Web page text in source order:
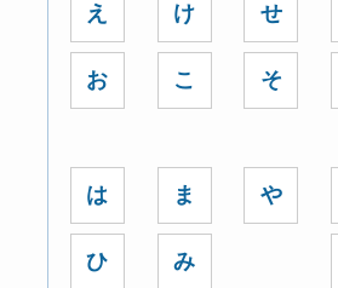
え
お
け
こ
せ
そ
は
ひ
ま
み
や